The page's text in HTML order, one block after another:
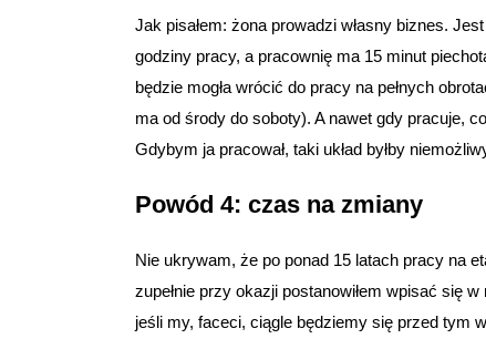
Jak pisałem: żona prowadzi własny biznes.
godziny pracy, a pracownię ma 15 minut
będzie mogła wrócić do pracy na pełnych
ma od środy do soboty). A nawet gdy pracuje,
Gdybym ja pracował, taki układ byłby
Powód 4: czas na zmiany
Nie ukrywam, że po ponad 15 latach pracy na
zupełnie przy okazji postanowiłem wpisać się
jeśli my, faceci, ciągle będziemy się przed tym